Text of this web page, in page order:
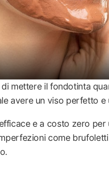
di mettere il fondotinta
avere un viso perfetto e
e a costo zero
come